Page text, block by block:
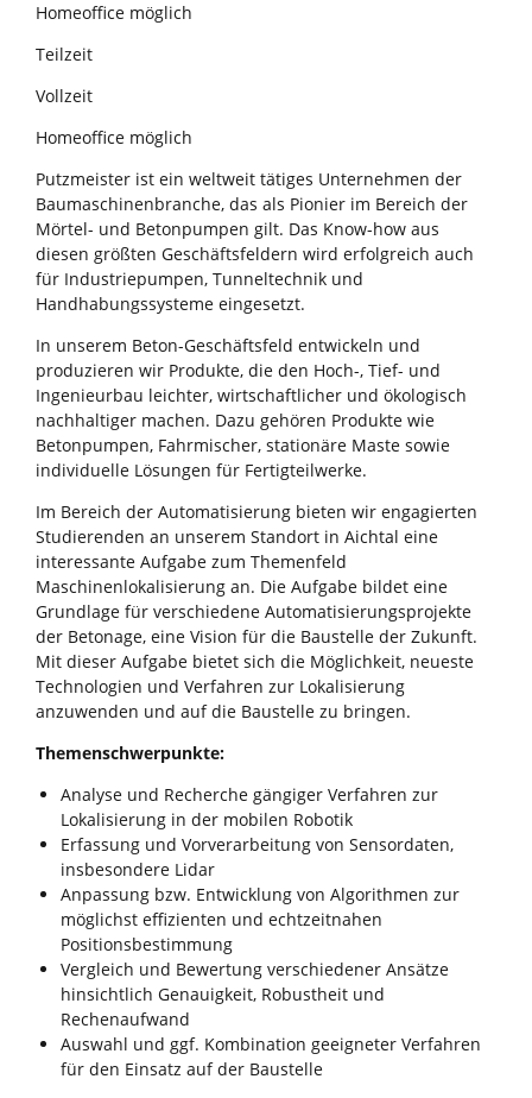
Homeoffice möglich
Teilzeit
Vollzeit
Homeoffice möglich
Putzmeister ist ein weltweit tätiges Unternehmen der
Baumaschinenbranche, das als Pionier im Bereich der
Mörtel- und Betonpumpen gilt. Das Know-how aus
diesen größten Geschäftsfeldern wird erfolgreich auch
für Industriepumpen, Tunneltechnik und
Handhabungssysteme eingesetzt.
In unserem Beton-Geschäftsfeld entwickeln und
produzieren wir Produkte, die den Hoch-, Tief- und
Ingenieurbau leichter, wirtschaftlicher und ökologisch
nachhaltiger machen. Dazu gehören Produkte wie
Betonpumpen, Fahrmischer, stationäre Maste sowie
individuelle Lösungen für Fertigteilwerke.
Im Bereich der Automatisierung bieten wir engagierten
Studierenden an unserem Standort in Aichtal eine
interessante Aufgabe zum Themenfeld
Maschinenlokalisierung an. Die Aufgabe bildet eine
Grundlage für verschiedene Automatisierungsprojekte
der Betonage, eine Vision für die Baustelle der Zukunft.
Mit dieser Aufgabe bietet sich die Möglichkeit, neueste
Technologien und Verfahren zur Lokalisierung
anzuwenden und auf die Baustelle zu bringen.
Themenschwerpunkte:
Analyse und Recherche gängiger Verfahren zur
Lokalisierung in der mobilen Robotik
Erfassung und Vorverarbeitung von Sensordaten,
insbesondere Lidar
Anpassung bzw. Entwicklung von Algorithmen zur
möglichst effizienten und echtzeitnahen
Positionsbestimmung
Vergleich und Bewertung verschiedener Ansätze
hinsichtlich Genauigkeit, Robustheit und
Rechenaufwand
Auswahl und ggf. Kombination geeigneter Verfahren
für den Einsatz auf der Baustelle